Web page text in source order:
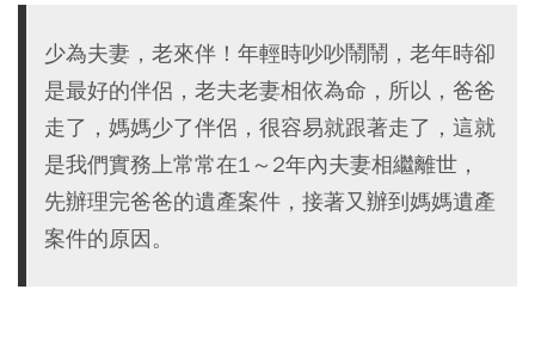
少為夫妻，老來伴！年輕時吵吵鬧鬧，老年時卻
是最好的伴侶，老夫老妻相依為命，所以，爸爸
走了，媽媽少了伴侶，很容易就跟著走了，這就
是我們實務上常常在1～2年內夫妻相繼離世，
先辦理完爸爸的遺產案件，接著又辦到媽媽遺產
案件的原因。